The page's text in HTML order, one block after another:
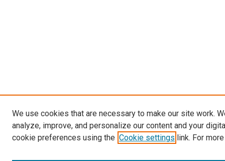
We use cookies that are necessary to make our site work.
analyze, improve, and personalize our content and your
cookie preferences using the Cookie settings link. For